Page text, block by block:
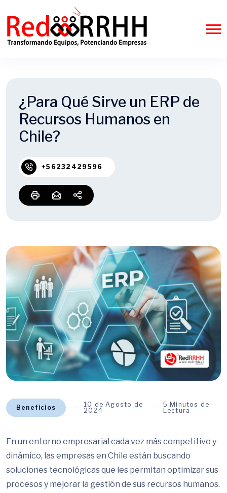
¿Para Qué Sirve un ERP de
Recursos Humanos en
Chile?
+56232429596
Beneficios
10 de Agosto de
2024
5 Minutos de
Lectura
En un entorno empresarial cada vez más competitivo y
dinámico, las empresas en Chile están buscando
soluciones tecnológicas que les permitan optimizar sus
procesos y mejorar la gestión de sus recursos humanos.